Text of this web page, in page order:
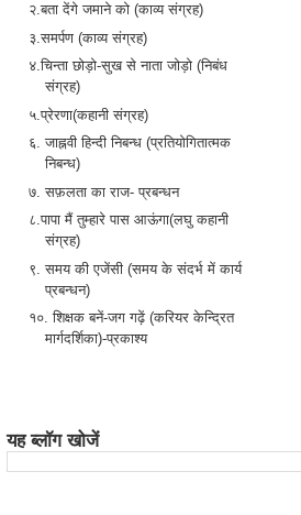
२.बता देंगे जमाने को (काव्य संग्रह)
३.समर्पण (काव्य संग्रह)
४.चिन्ता छोड़ो-सुख से नाता जोड़ो (निबंध
संग्रह)
५.प्रेरणा(कहानी संग्रह)
६. जाह्नवी हिन्दी निबन्ध (प्रतियोगितात्मक
निबन्ध)
७. सफ़लता का राज- प्रबन्धन
८.पापा मैं तुम्हारे पास आऊंगा(लघु कहानी
संग्रह)
९. समय की एजेंसी (समय के संदर्भ में कार्य
प्रबन्धन)
१०. शिक्षक बनें-जग गढ़ें (करियर केन्द्रित
मार्गदर्शिका)-प्रकाश्य
यह ब्लॉग खोजें